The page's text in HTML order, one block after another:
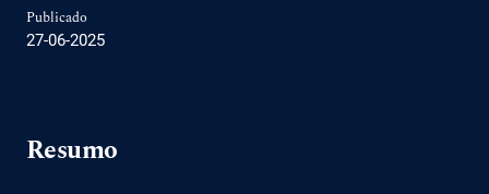
Publicado
27-06-2025
Resumo